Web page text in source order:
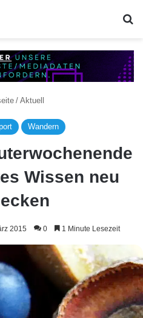
/ Aktuell
Wandern
Wissen neu
2015 0 1 Minute Lesezeit